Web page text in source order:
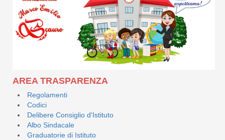
AREA TRASPARENZA
Regolamenti
Codici
Delibere Consiglio d'Istituto
Albo Sindacale
Graduatorie di Istituto